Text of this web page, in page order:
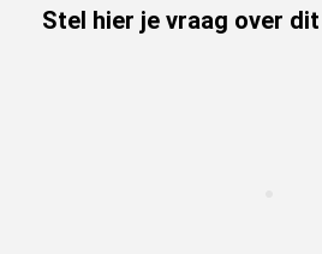
Stel hier je vraag over